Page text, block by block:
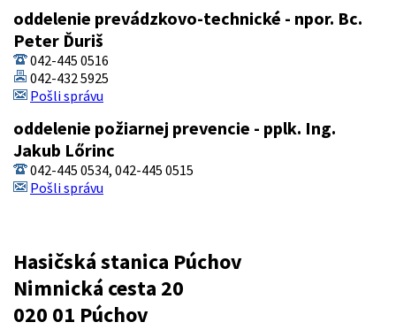
oddelenie prevádzkovo-technické - npor. Bc.
Peter Ďuriš
042-445 0516
042-432 5925
Pošli správu
oddelenie požiarnej prevencie - pplk. Ing.
Jakub Lőrinc
042-445 0534, 042-445 0515
Pošli správu
Hasičská stanica Púchov
Nimnická cesta 20
020 01 Púchov